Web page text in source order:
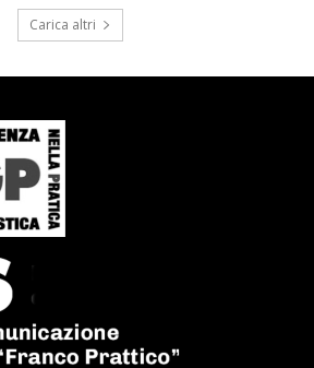
Carica altri